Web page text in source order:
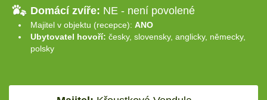
Domácí zvíře: NE - není povolené
Majitel v objektu (recepce): ANO
Ubytovatel hovoří: česky, slovensky, anglicky, německy,
polsky